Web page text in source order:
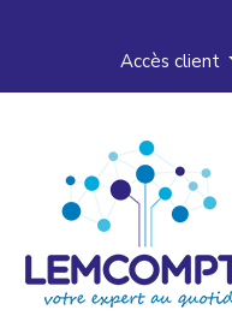
Accès client